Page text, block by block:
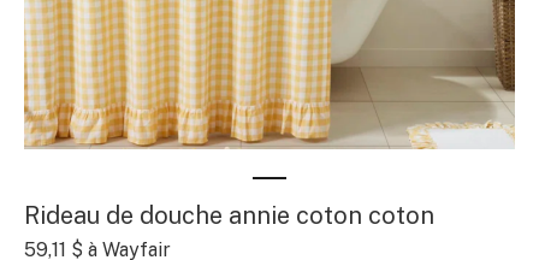
Rideau de douche annie coton coton
59,11 $ à Wayfair